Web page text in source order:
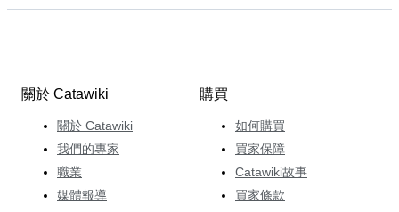
關於 Catawiki
關於 Catawiki
我們的專家
職業
媒體報導
購買
如何購買
買家保障
Catawiki故事
買家條款